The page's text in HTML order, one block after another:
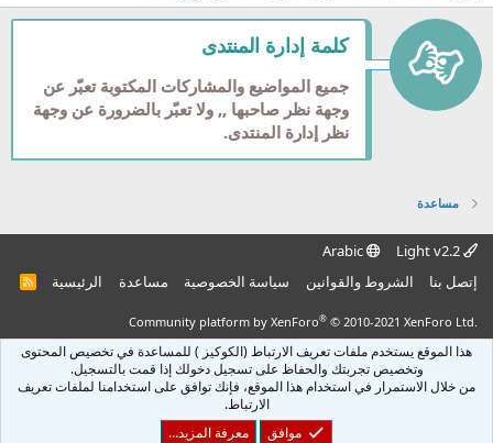
كلمة إدارة المنتدى
جميع المواضيع والمشاركات المكتوبة تعبّر عن
وجهة نظر صاحبها ,, ولا تعبّر بالضرورة عن وجهة
نظر إدارة المنتدى.
مساعدة
Arabic
إتصل بنا
الشروط والقوانين سياسة الخصوصية مساعدة الرئيسية
R
Community platform by XenForo® © 2010-2021 XenForo Ltd.
هذا الموقع يستخدم ملفات تعريف الارتباط (الكوكيز ) للمساعدة في تخصيص المحتوى
وتخصيص تجربتك والحفاظ على تسجيل دخولك إذا قمت بالتسجيل.
من خلال الاستمرار في استخدام هذا الموقع، فإنك توافق على استخدامنا لملفات تعريف
الارتباط.
موافق
معرفة المزيد…